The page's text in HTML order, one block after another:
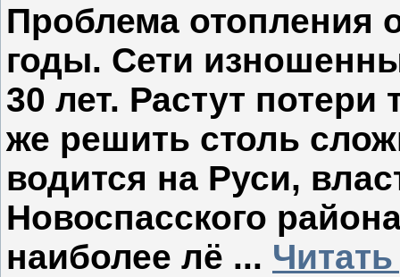
Проблема отопления
годы. Сети
30 лет. Растут потери
же решить столь
водится на Руси,
Новоспасского
наиболее лё ...